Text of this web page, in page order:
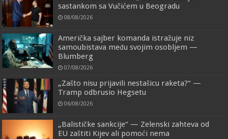
sastankom sa Vučićem u Beogradu
08/08/2026
Američka sajber komanda istražuje niz
samoubistava među svojim osobljem —
Blumberg
07/08/2026
„Zašto nisu prijavili nestašicu raketa?“ —
Tramp odbrusio Hegsetu
06/08/2026
„Balističke sankcije“ — Zelenski zahteva od
EU zaštiti Kijev ali pomoći nema